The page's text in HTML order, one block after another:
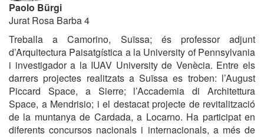
Paolo Bürgi
Jurat Rosa Barba 4
Treballa a Camorino, Suïssa; és professor adjunt
d’Arquitectura Paisatgística a la University of Pennsylvania
i investigador a la IUAV University de Venècia. Entre els
darrers projectes realitzats a Suïssa es troben: l’August
Piccard Space, a Sierre; l’Accademia di Architettura
Space, a Mendrisio; i el destacat projecte de revitalització
de la muntanya de Cardada, a Locarno. Ha participat en
diferents concursos nacionals i internacionals, a més de